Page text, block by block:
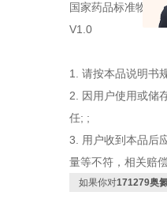
国家药品标准物质
V1.0
1. 请按本品说明书
2. 因用户使用或储
任; ;
3. 用户收到本品后
量等不符，相关赔
如果你对171279奥